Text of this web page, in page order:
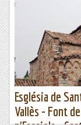
Església de
Vallès - Font